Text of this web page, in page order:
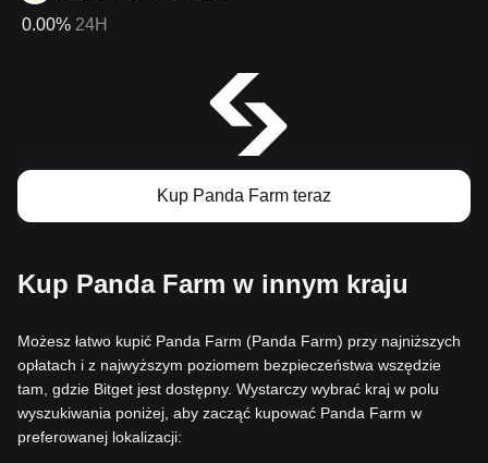
0.00% 24H
Kup Panda Farm teraz
Kup Panda Farm w innym kraju
Możesz łatwo kupić Panda Farm (Panda Farm) przy najniższych
opłatach i z najwyższym poziomem bezpieczeństwa wszędzie
tam, gdzie Bitget jest dostępny. Wystarczy wybrać kraj w polu
wyszukiwania poniżej, aby zacząć kupować Panda Farm w
preferowanej lokalizacji: